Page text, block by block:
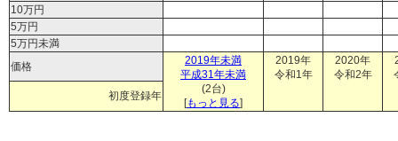
10万円
5万円
5万円未満
価格
2019年未満
平成31年未満
(2台)
[もっと見る]
2019年
令和1年
2020年
令和2年
初度登録年